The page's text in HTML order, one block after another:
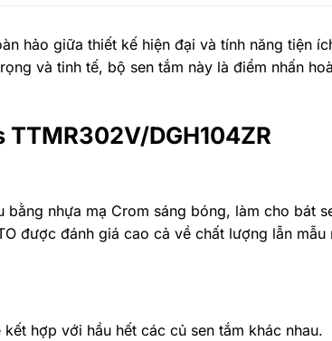
hảo giữa thiết kế hiện đại và tính năng tiện
và tinh tế, bộ sen tắm này là điểm nhấn
DGH104ZR
nhựa mạ Crom sáng bóng, làm cho bát
được đánh giá cao cả về chất lượng lẫn mẫu
hợp với hầu hết các củ sen tắm khác nhau.